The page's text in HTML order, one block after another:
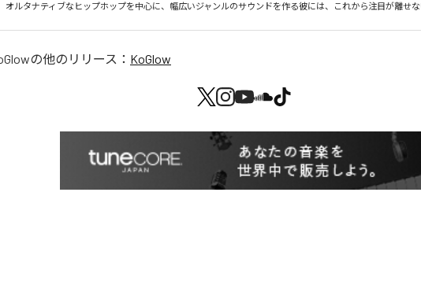
オルタナティブなヒップホップを中心に、幅広いジャンルのサウンドを作る彼には、これから注目が離せな
の他のリリース： KoGlow